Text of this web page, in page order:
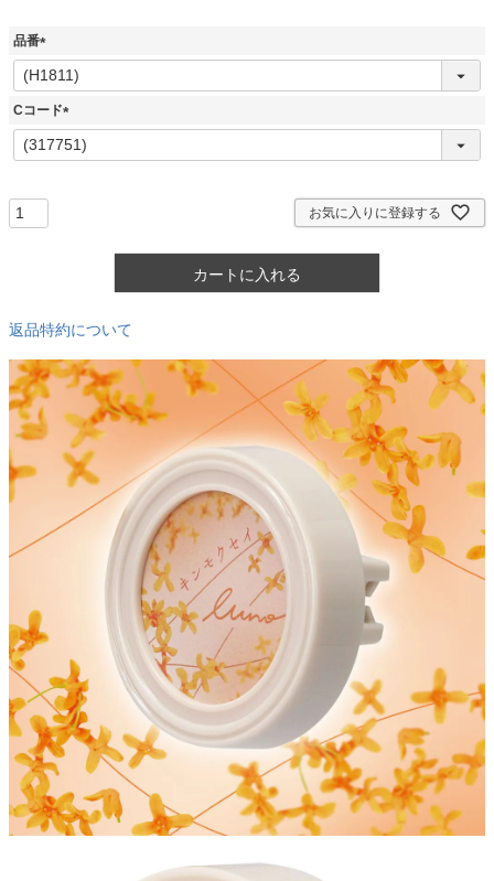
品番
(
必
須
Cコード
(
必
お気に入りに登録する
カートに入れる
返品特約について